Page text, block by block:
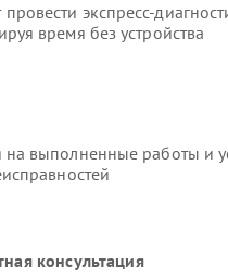
экспресс-
время без устройства
на выполненные работы и
консультация